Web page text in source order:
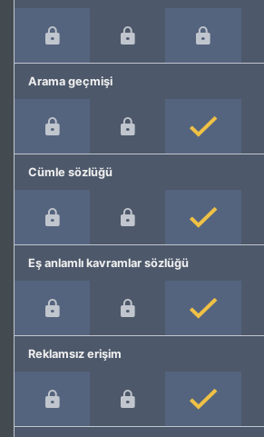
Arama geçmişi
Cümle sözlüğü
Eş anlamlı kavramlar sözlüğü
Reklamsız erişim